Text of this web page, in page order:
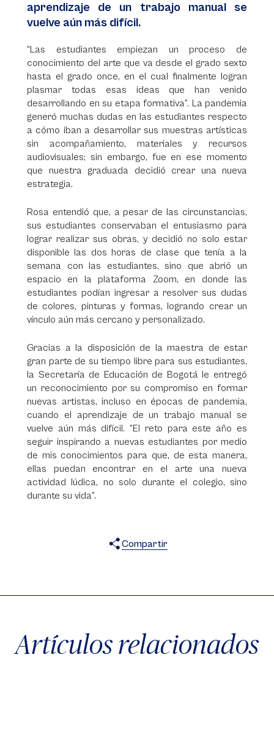
aprendizaje de un trabajo manual se
vuelve aún más difícil.
“Las estudiantes empiezan un proceso de
conocimiento del arte que va desde el grado sexto
hasta el grado once, en el cual finalmente logran
plasmar todas esas ideas que han venido
desarrollando en su etapa formativa”. La pandemia
generó muchas dudas en las estudiantes respecto
a cómo iban a desarrollar sus muestras artísticas
sin acompañamiento, materiales y recursos
audiovisuales; sin embargo, fue en ese momento
que nuestra graduada decidió crear una nueva
estrategia.
Rosa entendió que, a pesar de las circunstancias,
sus estudiantes conservaban el entusiasmo para
lograr realizar sus obras, y decidió no solo estar
disponible las dos horas de clase que tenía a la
semana con las estudiantes, sino que abrió un
espacio en la plataforma Zoom, en donde las
estudiantes podían ingresar a resolver sus dudas
de colores, pinturas y formas, logrando crear un
vínculo aún más cercano y personalizado.
Gracias a la disposición de la maestra de estar
gran parte de su tiempo libre para sus estudiantes,
la Secretaría de Educación de Bogotá le entregó
un reconocimiento por su compromiso en formar
nuevas artistas, incluso en épocas de pandemia,
cuando el aprendizaje de un trabajo manual se
vuelve aún más difícil. “El reto para este año es
seguir inspirando a nuevas estudiantes por medio
de mis conocimientos para que, de esta manera,
ellas puedan encontrar en el arte una nueva
actividad lúdica, no solo durante el colegio, sino
durante su vida”.
Compartir
Artículos relacionados